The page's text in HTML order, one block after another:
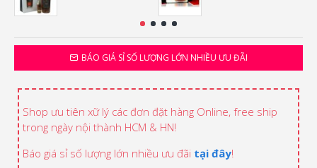
BÁO GIÁ SỈ SỐ LƯỢNG LỚN NHIỀU ƯU ĐÃI
Shop ưu tiên xữ lý các đơn đặt hàng Online, free ship
trong ngày nội thành HCM & HN!
Báo giá sỉ số lượng lớn nhiều ưu đãi tại đây!